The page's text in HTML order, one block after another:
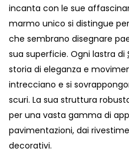
incanta con le sue
marmo unico si distingue
che sembrano disegnare
sua superficie. Ogni lastra di
storia di eleganza e
intrecciano e si
scuri. La sua struttura
per una vasta gamma di
pavimentazioni, dai
decorativi.